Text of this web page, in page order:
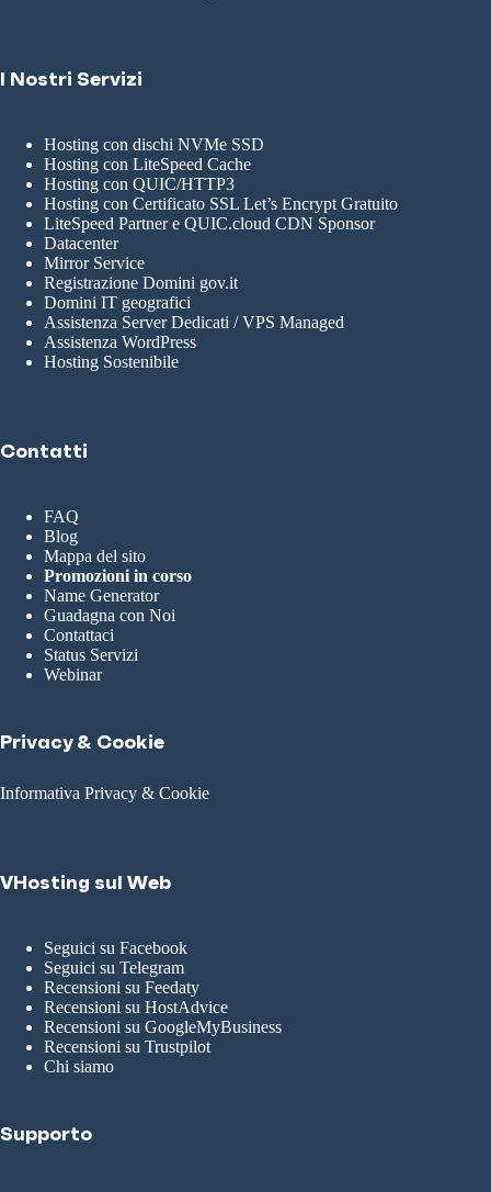
I Nostri Servizi
Hosting con dischi NVMe SSD
Hosting con LiteSpeed Cache
Hosting con QUIC/HTTP3
Hosting con Certificato SSL Let’s Encrypt Gratuito
LiteSpeed Partner e QUIC.cloud CDN Sponsor
Datacenter
Mirror Service
Registrazione Domini gov.it
Domini IT geografici
Assistenza Server Dedicati / VPS Managed
Assistenza WordPress
Hosting Sostenibile
Contatti
FAQ
Blog
Mappa del sito
Promozioni in corso
Name Generator
Guadagna con Noi
Contattaci
Status Servizi
Webinar
Privacy & Cookie
Informativa Privacy & Cookie
VHosting sul Web
Seguici su Facebook
Seguici su Telegram
Recensioni su Feedaty
Recensioni su HostAdvice
Recensioni su GoogleMyBusiness
Recensioni su Trustpilot
Chi siamo
Supporto